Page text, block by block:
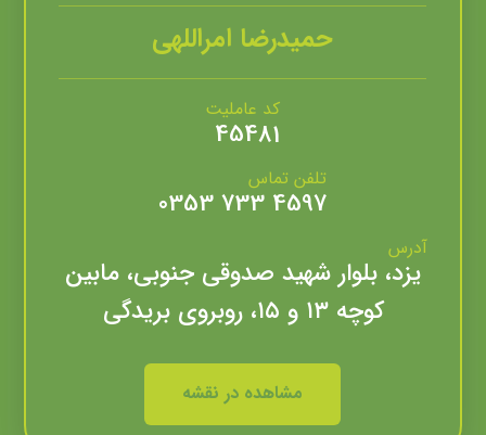
حمیدرضا امراللهی
کد عاملیت
45481
تلفن تماس
4597 733 0353
آدرس
یزد، بلوار شهید صدوقی جنوبی، مابین
کوچه ۱۳ و ۱۵، روبروی بریدگی
مشاهده در نقشه